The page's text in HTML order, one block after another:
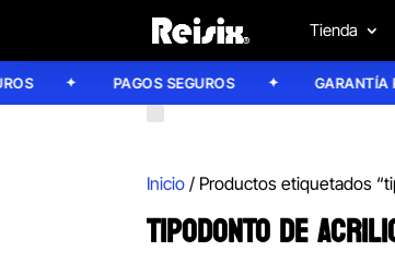
Tienda
PAGOS SEGUROS GARANTÍA
Inicio / Productos etiquetados
TIPODONTO DE